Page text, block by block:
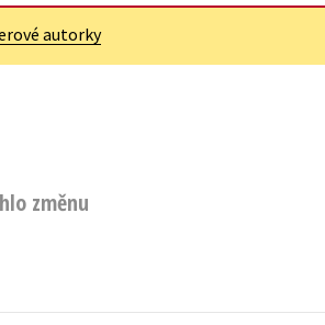
dospělé
autorky
změnu